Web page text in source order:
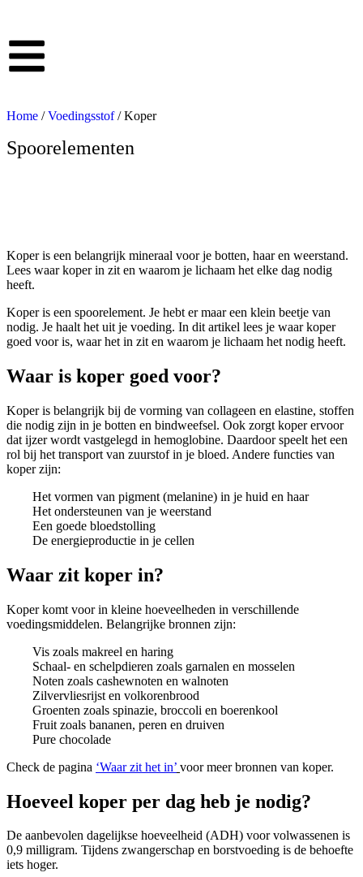
Home /Voedingsstof/ Koper
Spoorelementen
Koper is een belangrijk mineraal voor je botten, haar en weerstand.
Lees waar koper in zit en waarom je lichaam het elke dag nodig
heeft.
Koper is een spoorelement. Je hebt er maar een klein beetje van
nodig. Je haalt het uit je voeding. In dit artikel lees je waar koper
goed voor is, waar het in zit en waarom je lichaam het nodig heeft.
Waar is koper goed voor?
Koper is belangrijk bij de vorming van collageen en elastine, stoffen
die nodig zijn in je botten en bindweefsel. Ook zorgt koper ervoor
dat ijzer wordt vastgelegd in hemoglobine. Daardoor speelt het een
rol bij het transport van zuurstof in je bloed. Andere functies van
koper zijn:
Het vormen van pigment (melanine) in je huid en haar
Het ondersteunen van je weerstand
Een goede bloedstolling
De energieproductie in je cellen
Waar zit koper in?
Koper komt voor in kleine hoeveelheden in verschillende
voedingsmiddelen. Belangrijke bronnen zijn:
Vis zoals makreel en haring
Schaal- en schelpdieren zoals garnalen en mosselen
Noten zoals cashewnoten en walnoten
Zilvervliesrijst en volkorenbrood
Groenten zoals spinazie, broccoli en boerenkool
Fruit zoals bananen, peren en druiven
Pure chocolade
Check de pagina ‘Waar zit het in’ voor meer bronnen van koper.
Hoeveel koper per dag heb je nodig?
De aanbevolen dagelijkse hoeveelheid (ADH) voor volwassenen is
0,9 milligram. Tijdens zwangerschap en borstvoeding is de behoefte
iets hoger.